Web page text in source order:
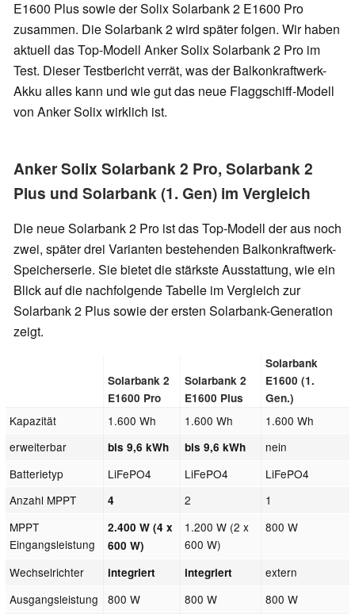
E1600 Plus sowie der Solix Solarbank 2 E1600 Pro
zusammen. Die Solarbank 2 wird später folgen. Wir haben
aktuell das Top-Modell Anker Solix Solarbank 2 Pro im
Test. Dieser Testbericht verrät, was der Balkonkraftwerk-
Akku alles kann und wie gut das neue Flaggschiff-Modell
von Anker Solix wirklich ist.
Anker Solix Solarbank 2 Pro, Solarbank 2
Plus und Solarbank (1. Gen) im Vergleich
Die neue Solarbank 2 Pro ist das Top-Modell der aus noch
zwei, später drei Varianten bestehenden Balkonkraftwerk-
Speicherserie. Sie bietet die stärkste Ausstattung, wie ein
Blick auf die nachfolgende Tabelle im Vergleich zur
Solarbank 2 Plus sowie der ersten Solarbank-Generation
zeigt.
Solarbank 2
E1600 Pro
Solarbank 2
E1600 Plus
Solarbank
E1600 (1.
Gen.)
Kapazität 1.600 Wh 1.600 Wh
1.600 Wh
erweiterbar
bis 9,6 kWh bis 9,6 kWh
nein
Batterietyp
LiFePO4 LiFePO4
LiFePO4
Anzahl MPPT
4 2
1
MPPT
Eingangsleistung
2.400 W (4 x
600 W)
1.200 W (2 x
600 W)
800 W
Wechselrichter integriert integriert
extern
Ausgangsleistung
800 W 800 W
800 W